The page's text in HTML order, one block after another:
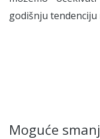
godišnju
Moguće